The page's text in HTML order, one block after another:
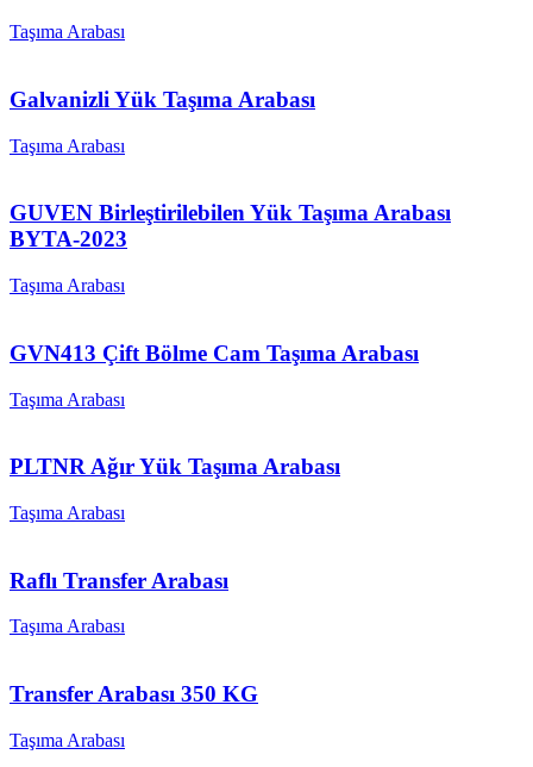
Taşıma Arabası
Galvanizli Yük Taşıma Arabası
Taşıma Arabası
GUVEN Birleştirilebilen Yük Taşıma Arabası
BYTA-2023
Taşıma Arabası
GVN413 Çift Bölme Cam Taşıma Arabası
Taşıma Arabası
PLTNR Ağır Yük Taşıma Arabası
Taşıma Arabası
Raflı Transfer Arabası
Taşıma Arabası
Transfer Arabası 350 KG
Taşıma Arabası